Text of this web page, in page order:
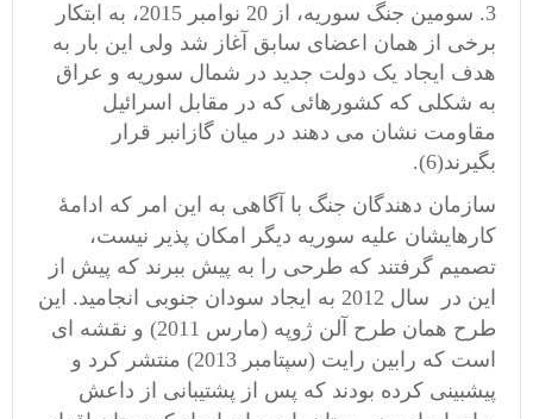
سومین جنگ سوریه، از 20 نوامبر 2015، به ابتکار
برخی از همان اعضای سابق آغاز شد ولی این بار به
هدف ایجاد یک دولت جدید در شمال سوریه و عراق
به شکلی که کشورهائی که در مقابل اسرائیل
مقاومت نشان می دهند در میان گازانبر قرار
بگیرند(6).
سازمان دهندگان جنگ با آگاهی به این امر که ادامۀ
کارهایشان علیه سوریه دیگر امکان پذیر نیست،
تصمیم گرفتند که طرحی را به پیش ببرند که پیش از
این در سال 2012 به ایجاد سودان جنوبی انجامید. این
طرح همان طرح آلن ژوپه (مارس 2011) و نقشه ای
است که رابین رایت (سپتامبر 2013) منتشر کرد و
پیشبینی کرده بودند که پس از پشتیبانی از داعش